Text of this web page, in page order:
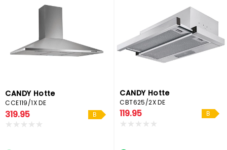
CANDY Hotte
CCE119/1X DE
319.95 B
CANDY Hotte
CBT625/2X DE
119.95 B